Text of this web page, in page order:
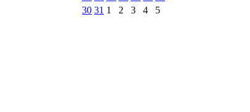
30 31 1 2 3 4 5